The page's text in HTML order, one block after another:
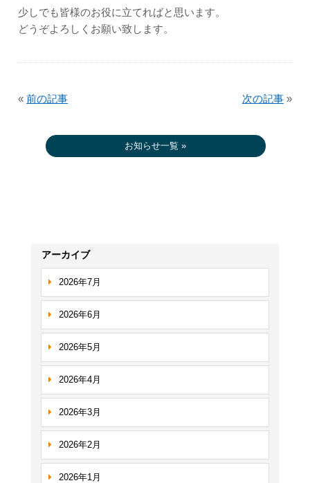
アーカイブ
2026年7月
2026年6月
2026年5月
2026年4月
2026年3月
2026年2月
2026年1月
少しでも皆様のお役に立てればと思います。
どうぞよろしくお願い致します。
«前の記事 次の記事»
お知らせ一覧 »